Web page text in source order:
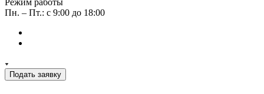
Режим работы
Пн. – Пт.: с 9:00 до 18:00
Подать заявку